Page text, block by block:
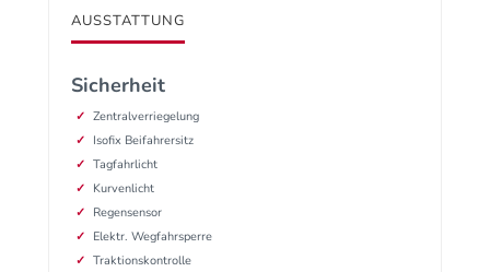
AUSSTATTUNG
Sicherheit
Zentralverriegelung
Isofix Beifahrersitz
Tagfahrlicht
Kurvenlicht
Regensensor
Elektr. Wegfahrsperre
Traktionskontrolle